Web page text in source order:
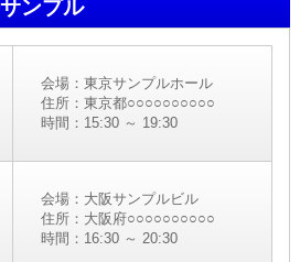
ンプル
会場：東京サンプルホール
住所：東京都○○○○○○○○○○
時間：15:30 ～ 19:30
会場：大阪サンプルビル
住所：大阪府○○○○○○○○○○
時間：16:30 ～ 20:30